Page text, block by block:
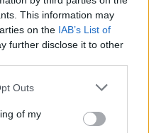
This information may
on the IAB’s List of
further disclose it to other
Outs
of my